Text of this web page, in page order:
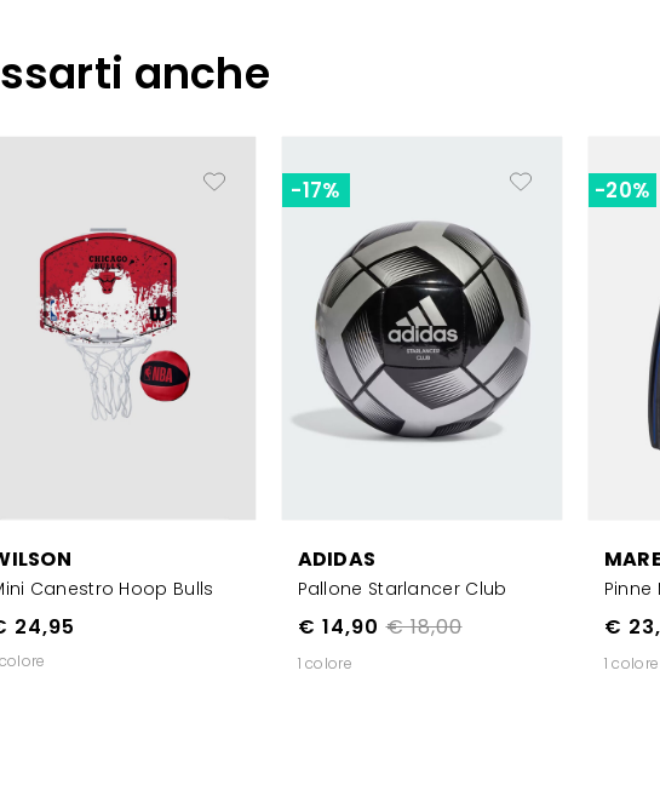
anche
Canestro Hoop Bulls
24,95
ADIDAS
Pallone Starlancer Club
€ 18,00
€ 14,90
-17%
1 colore
€
-20%
1 colore